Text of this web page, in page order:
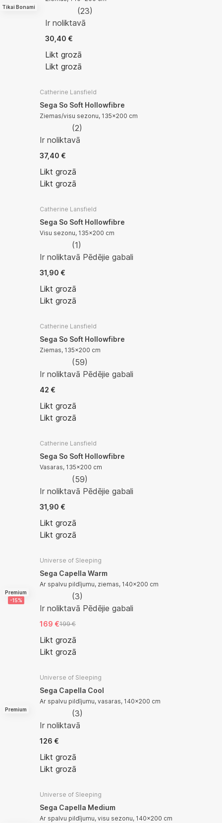
Tikai Bonami (23)
Ir noliktavā
30,40 €
Likt grozā
Likt grozā
Catherine Lansfield
Sega So Soft Hollowfibre
Ziemas/visu sezonu, 135x200 cm
(2)
Ir noliktavā
37,40 €
Likt grozā
Likt grozā
Catherine Lansfield
Sega So Soft Hollowfibre
Visu sezonu, 135x200 cm
(1)
Ir noliktavā Pēdējie gabali
31,90 €
Likt grozā
Likt grozā
Catherine Lansfield
Sega So Soft Hollowfibre
Ziemas, 135x200 cm
(59)
Ir noliktavā Pēdējie gabali
42 €
Likt grozā
Likt grozā
Catherine Lansfield
Sega So Soft Hollowfibre
Vasaras, 135x200 cm
(59)
Ir noliktavā Pēdējie gabali
31,90 €
Likt grozā
Likt grozā
Premium
-15%
Universe of Sleeping
Sega Capella Warm
Ar spalvu pildījumu, ziemas, 140x200 cm
(3)
Ir noliktavā Pēdējie gabali
169 €199 €
Likt grozā
Likt grozā
Premium
Universe of Sleeping
Sega Capella Cool
Ar spalvu pildījumu, vasaras, 140x200 cm
(3)
Ir noliktavā
126 €
Likt grozā
Likt grozā
Universe of Sleeping
Sega Capella Medium
Ar spalvu pildījumu, visu sezonu, 140x200 cm